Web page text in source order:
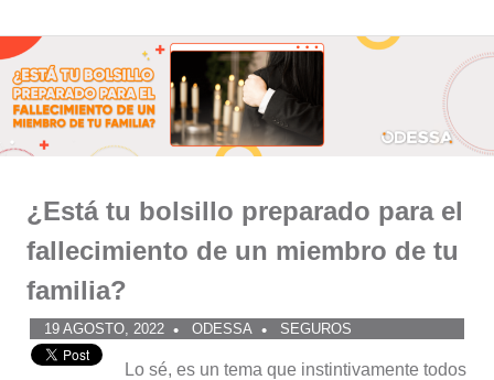
Saltar
contenido
Comunidad
ODESSA
¿Está tu bolsillo preparado para el
fallecimiento de un miembro de tu
familia?
19 AGOSTO, 2022 ODESSA SEGUROS
Lo sé, es un tema que instintivamente todos